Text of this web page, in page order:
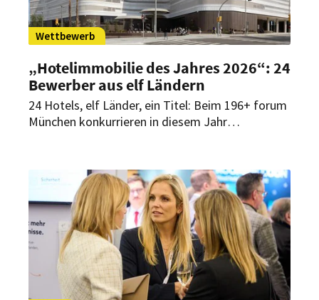
Wettbewerb
„Hotelimmobilie des Jahres 2026“: 24
Bewerber aus elf Ländern
24 Hotels, elf Länder, ein Titel: Beim 196+ forum
München konkurrieren in diesem Jahr
alpinen Destinationen um die Auszeichnung
„Hotelimmobilie des Jahres 2026“.